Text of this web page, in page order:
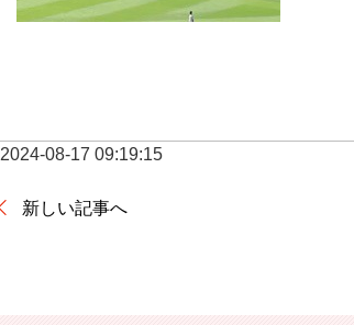
2024-08-17 09:19:15
新しい記事へ